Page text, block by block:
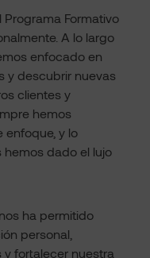
Formativo
A lo largo
enfocado en
y descubrir nuevas
clientes y
hemos
enfoque, y lo
dado el lujo
ha permitido
personal,
fortalecer nuestra